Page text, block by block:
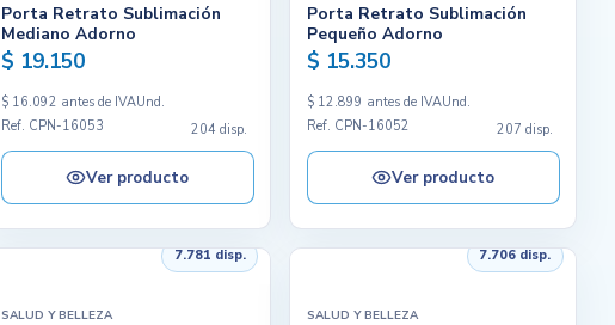
Porta Retrato Sublimación
Mediano Adorno
$ 19.150
$ 16.092 antes de IVAUnd.
Ref. CPN-16053
204 disp.
Ver producto
Porta Retrato Sublimación
Pequeño Adorno
$ 15.350
$ 12.899 antes de IVAUnd.
Ref. CPN-16052
207 disp.
Ver producto
7.781 disp.
SALUD Y BELLEZA
7.706 disp.
SALUD Y BELLEZA